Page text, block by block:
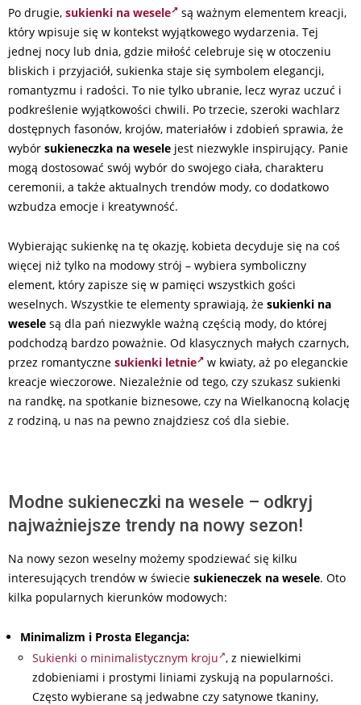
Po drugie, sukienki na wesele
są ważnym elementem kreacji,
który wpisuje się w kontekst wyjątkowego wydarzenia. Tej
jednej nocy lub dnia, gdzie miłość celebruje się w otoczeniu
bliskich i przyjaciół, sukienka staje się symbolem elegancji,
romantyzmu i radości. To nie tylko ubranie, lecz wyraz uczuć i
podkreślenie wyjątkowości chwili. Po trzecie, szeroki wachlarz
dostępnych fasonów, krojów, materiałów i zdobień sprawia, że
wybór sukieneczka na wesele jest niezwykle inspirujący. Panie
mogą dostosować swój wybór do swojego ciała, charakteru
ceremonii, a także aktualnych trendów mody, co dodatkowo
wzbudza emocje i kreatywność.
Wybierając sukienkę na tę okazję, kobieta decyduje się na coś
więcej niż tylko na modowy strój – wybiera symboliczny
element, który zapisze się w pamięci wszystkich gości
weselnych. Wszystkie te elementy sprawiają, że sukienki na
wesele są dla pań niezwykle ważną częścią mody, do której
podchodzą bardzo poważnie. Od klasycznych małych czarnych,
przez romantyczne sukienki letnie
w kwiaty, aż po eleganckie
kreacje wieczorowe. Niezależnie od tego, czy szukasz sukienki
na randkę, na spotkanie biznesowe, czy na Wielkanocną kolację
z rodziną, u nas na pewno znajdziesz coś dla siebie.
Modne sukieneczki na wesele – odkryj
najważniejsze trendy na nowy sezon!
Na nowy sezon weselny możemy spodziewać się kilku
interesujących trendów w świecie sukieneczek na wesele. Oto
kilka popularnych kierunków modowych:
Minimalizm i Prosta Elegancja:
Sukienki o minimalistycznym kroju , z niewielkimi
zdobieniami i prostymi liniami zyskują na popularności.
Często wybierane są jedwabne czy satynowe tkaniny,